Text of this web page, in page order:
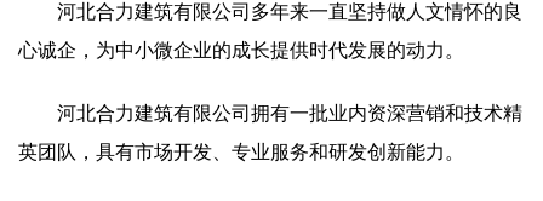
河北合力建筑有限公司多年来一直坚持做人文情怀的良
心诚企，为中小微企业的成长提供时代发展的动力。
河北合力建筑有限公司拥有一批业内资深营销和技术精
英团队，具有市场开发、专业服务和研发创新能力。